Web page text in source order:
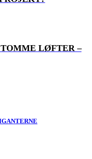
LØFTER –